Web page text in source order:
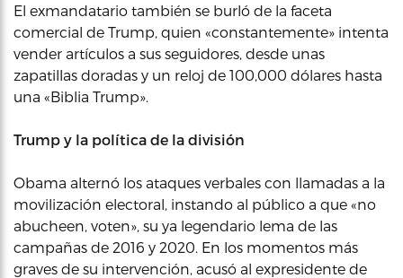
El exmandatario también se burló de la faceta
comercial de Trump, quien «constantemente» intenta
vender artículos a sus seguidores, desde unas
zapatillas doradas y un reloj de 100,000 dólares hasta
una «Biblia Trump».
Trump y la política de la división
Obama alternó los ataques verbales con llamadas a la
movilización electoral, instando al público a que «no
abucheen, voten», su ya legendario lema de las
campañas de 2016 y 2020. En los momentos más
graves de su intervención, acusó al expresidente de